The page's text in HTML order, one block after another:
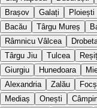
Brașov
Galați Ploiești
Bacău
Târgu Mureș
Râmnicu Vâlcea
Târgu Jiu
Tulcea
Giurgiu
Hunedoara
Alexandria
Zalău
Mediaș
Onești